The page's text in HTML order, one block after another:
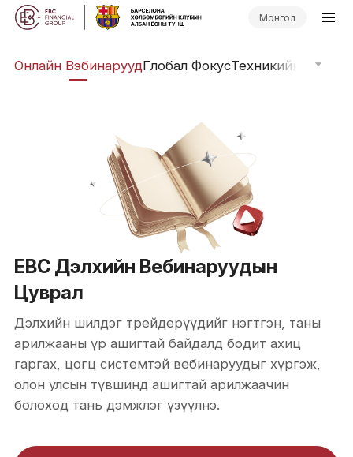
Монгол
Онлайн ВэбинаруудГлобал ФокусТехникийн
EBC Дэлхийн Вебинаруудын
Цуврал
Дэлхийн шилдэг трейдерүүдийг нэгтгэн, таны
арилжааны үр ашигтай байдалд бодит ахиц
гаргах, цогц системтэй вебинаруудыг хүргэж,
олон улсын түвшинд ашигтай арилжаачин
болоход тань дэмжлэг үзүүлнэ.